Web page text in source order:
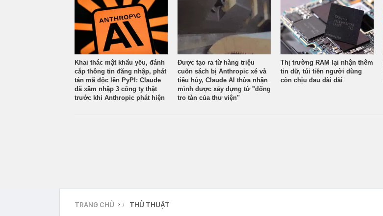
Khai thác mật khẩu yếu, đánh
cắp thông tin đăng nhập, phát
tán mã độc lên PyPI: Claude
đã xâm nhập 3 công ty thật
trước khi Anthropic phát hiện
Được tạo ra từ hàng triệu
cuốn sách bị Anthropic xé và
tiêu hủy, Claude AI thừa nhận
mình được xây dựng từ "đống
tro tàn của thư viện"
Thị trường RAM lại nhận thêm
tin dữ, túi tiền người dùng
còn chịu đau dài dài
TRANG CHỦ › THỦ THUẬT